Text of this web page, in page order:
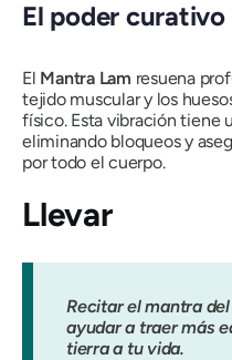
El poder
El Mantra Lam resuena
tejido muscular y los
físico. Esta vibración tiene
eliminando bloqueos y
por todo el cuerpo.
Llevar
Recitar el mantra
ayudar a traer más
tierra a tu vida.